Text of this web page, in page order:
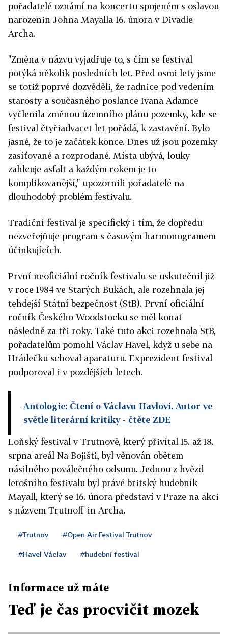
pořadatelé oznámí na koncertu spojeném s oslavou
narozenin Johna Mayalla 16. února v Divadle
Archa.
"Změna v názvu vyjadřuje to, s čím se festival
potýká několik posledních let. Před osmi lety jsme
se totiž poprvé dozvěděli, že radnice pod vedením
starosty a současného poslance Ivana Adamce
vyčlenila změnou územního plánu pozemky, kde se
festival čtyřiadvacet let pořádá, k zastavění. Bylo
jasné, že to je začátek konce. Dnes už jsou pozemky
zasíťované a rozprodané. Místa ubývá, louky
zahlcuje asfalt a každým rokem je to
komplikovanější," upozornili pořadatelé na
dlouhodobý problém festivalu.
Tradiční festival je specifický i tím, že dopředu
nezveřejňuje program s časovým harmonogramem
účinkujících.
První neoficiální ročník festivalu se uskutečnil již
v roce 1984 ve Starých Bukách, ale rozehnala jej
tehdejší Státní bezpečnost (StB). První oficiální
ročník Českého Woodstocku se měl konat
následně za tři roky. Také tuto akci rozehnala StB,
pořadatelům pomohl Václav Havel, když u sebe na
Hrádečku schoval aparaturu. Exprezident festival
podporoval i v pozdějších letech.
Antologie: Čtení o Václavu Havlovi. Autor ve
světle literární kritiky- čtěte ZDE
Loňský festival v Trutnově, který přivítal 15. až 18.
srpna areál Na Bojišti, byl věnován obětem
násilného poválečného odsunu. Jednou z hvězd
letošního festivalu byl právě britský hudebník
Mayall, který se 16. února představí v Praze na akci
s názvem Trutnoff in Archa.
#Trutnov #Open Air Festival Trutnov
#Havel Václav #hudební festival
Informace už máte
Teď je čas procvičit mozek